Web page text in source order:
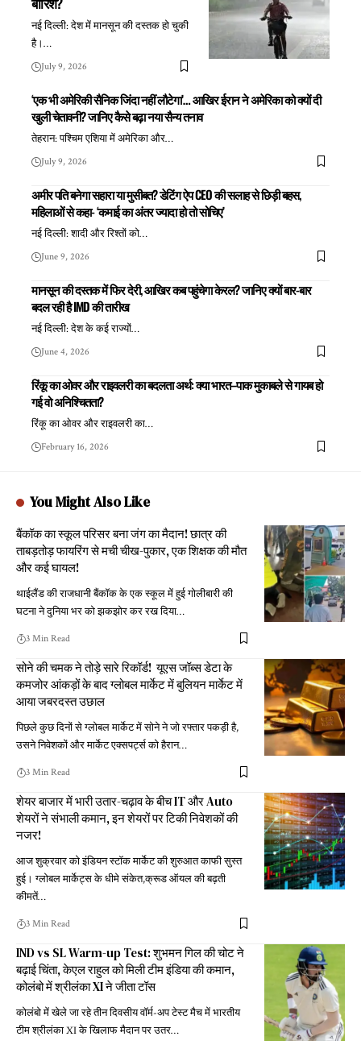
नई दिल्ली: देश में मानसून की दस्तक हो चुकी
है।…
July 9, 2026
‘एक भी अमेरिकी सैनिक जिंदा नहीं लौटेगा’… आखिर ईरान ने अमेरिका को क्यों दी
खुली चेतावनी? जानिए कैसे बढ़ा नया सैन्य तनाव
तेहरान: पश्चिम एशिया में अमेरिका और…
July 9, 2026
अमीर पति बनेगा सहारा या मुसीबत? डेटिंग ऐप CEO की सलाह से छिड़ी बहस,
महिलाओं से कहा- ‘कमाई का अंतर ज्यादा हो तो सोचिए’
नई दिल्ली: शादी और रिश्तों को…
June 9, 2026
मानसून की दस्तक में फिर देरी, आखिर कब पहुंचेगा केरल? जानिए क्यों बार-बार
बदल रही है IMD की तारीख
नई दिल्ली: देश के कई राज्यों…
June 4, 2026
रिंकू का ओवर और राइवलरी का बदलता अर्थ: क्या भारत–पाक मुकाबले से गायब हो
गई वो अनिश्चितता?
रिंकू का ओवर और राइवलरी का…
February 16, 2026
You Might Also Like
बैंकॉक का स्कूल परिसर बना जंग का मैदान! छात्र की
ताबड़तोड़ फायरिंग से मची चीख-पुकार, एक शिक्षक की मौत
और कई घायल!
थाईलैंड की राजधानी बैंकॉक के एक स्कूल में हुई गोलीबारी की
घटना ने दुनिया भर को झकझोर कर रख दिया…
3 Min Read
सोने की चमक ने तोड़े सारे रिकॉर्ड! यूएस जॉब्स डेटा के
कमजोर आंकड़ों के बाद ग्लोबल मार्केट में बुलियन मार्केट में
आया जबरदस्त उछाल
पिछले कुछ दिनों से ग्लोबल मार्केट में सोने ने जो रफ्तार पकड़ी है,
उसने निवेशकों और मार्केट एक्सपर्ट्स को हैरान…
3 Min Read
शेयर बाजार में भारी उतार-चढ़ाव के बीच IT और Auto
शेयरों ने संभाली कमान, इन शेयरों पर टिकी निवेशकों की
नजर!
आज शुक्रवार को इंडियन स्टॉक मार्केट की शुरुआत काफी सुस्त
हुई। ग्लोबल मार्केट्स के धीमे संकेत,क्रूड ऑयल की बढ़ती
कीमतें…
3 Min Read
IND vs SL Warm-up Test: शुभमन गिल की चोट ने
बढ़ाई चिंता, केएल राहुल को मिली टीम इंडिया की कमान,
कोलंबो में श्रीलंका XI ने जीता टॉस
कोलंबो में खेले जा रहे तीन दिवसीय वॉर्म-अप टेस्ट मैच में भारतीय
टीम श्रीलंका XI के खिलाफ मैदान पर उतर…